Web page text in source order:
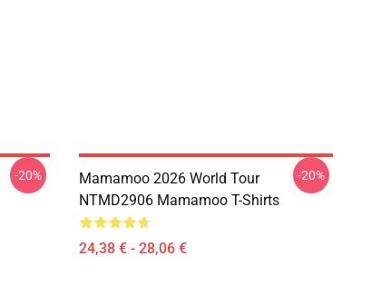
-20%
Mamamoo 2026 World Tour
NTMD2906 Mamamoo T-Shirts
24,38 € - 28,06 €
-20%